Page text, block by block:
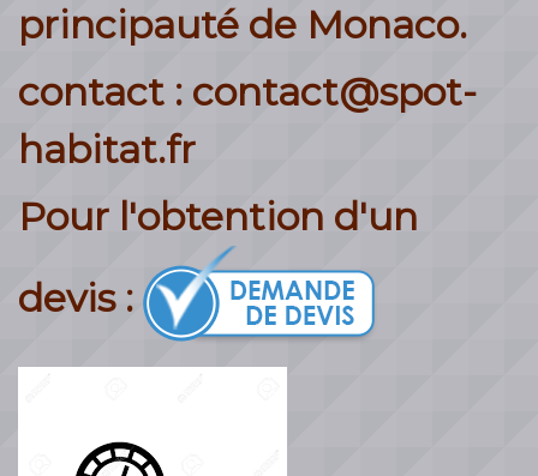
principauté de Monaco.
contact : contact@spot-
habitat.fr
Pour l'obtention d'un
devis :